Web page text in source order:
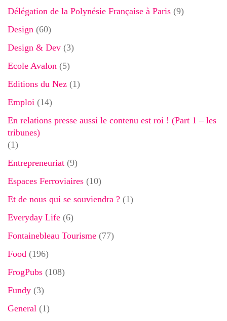
Délégation de la Polynésie Française à Paris (9)
Design (60)
Design & Dev (3)
Ecole Avalon (5)
Editions du Nez (1)
Emploi (14)
En relations presse aussi le contenu est roi ! (Part 1 – les
tribunes)
(1)
Entrepreneuriat (9)
Espaces Ferroviaires (10)
Et de nous qui se souviendra ? (1)
Everyday Life (6)
Fontainebleau Tourisme (77)
Food (196)
FrogPubs (108)
Fundy (3)
General (1)